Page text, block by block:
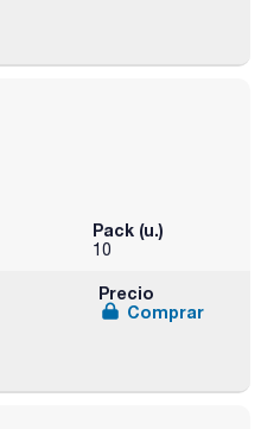
Pack (u.)
10
Precio
Comprar